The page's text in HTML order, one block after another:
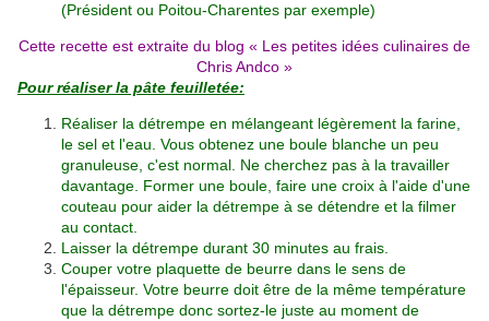
(Président ou Poitou-Charentes par exemple)
Cette recette est extraite du blog « Les petites idées culinaires de
Chris Andco »
Pour réaliser la pâte feuilletée:
Réaliser la détrempe en mélangeant légèrement la farine,
le sel et l'eau. Vous obtenez une boule blanche un peu
granuleuse, c'est normal. Ne cherchez pas à la travailler
davantage. Former une boule, faire une croix à l'aide d'une
couteau pour aider la détrempe à se détendre et la filmer
au contact.
Laisser la détrempe durant 30 minutes au frais.
Couper votre plaquette de beurre dans le sens de
l'épaisseur. Votre beurre doit être de la même température
que la détrempe donc sortez-le juste au moment de